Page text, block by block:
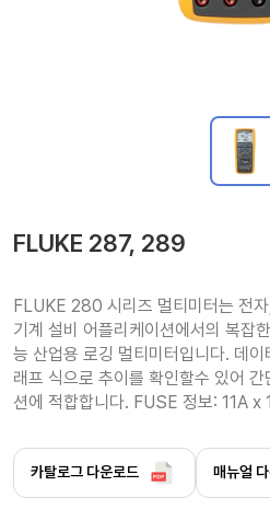
FLUKE 287, 289
FLUKE 280 시리즈 멀티미터는 전
기계 설비 어플리케이션에서의 복잡
능 산업용 로깅 멀티미터입니다. 데
래프 식으로 추이를 확인할수 있어 간
션에 적합합니다. FUSE 정보: 11A
카탈로그 다운로드 매뉴얼